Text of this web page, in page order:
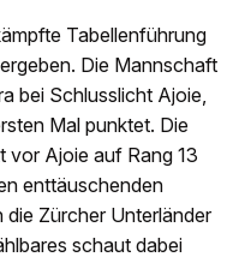
Tabellenführung
Die Mannschaft
bei Schlusslicht Ajoie,
Mal punktet. Die
vor Ajoie auf Rang 13
enttäuschenden
Zürcher Unterländer
schaut dabei